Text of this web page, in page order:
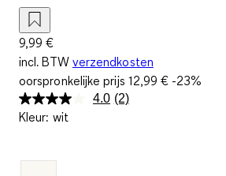
9,99 €
incl. BTW verzendkosten
oorspronkelijke prijs 12,99 € -23%
4.0 Lees
(2)
Kleur: wit